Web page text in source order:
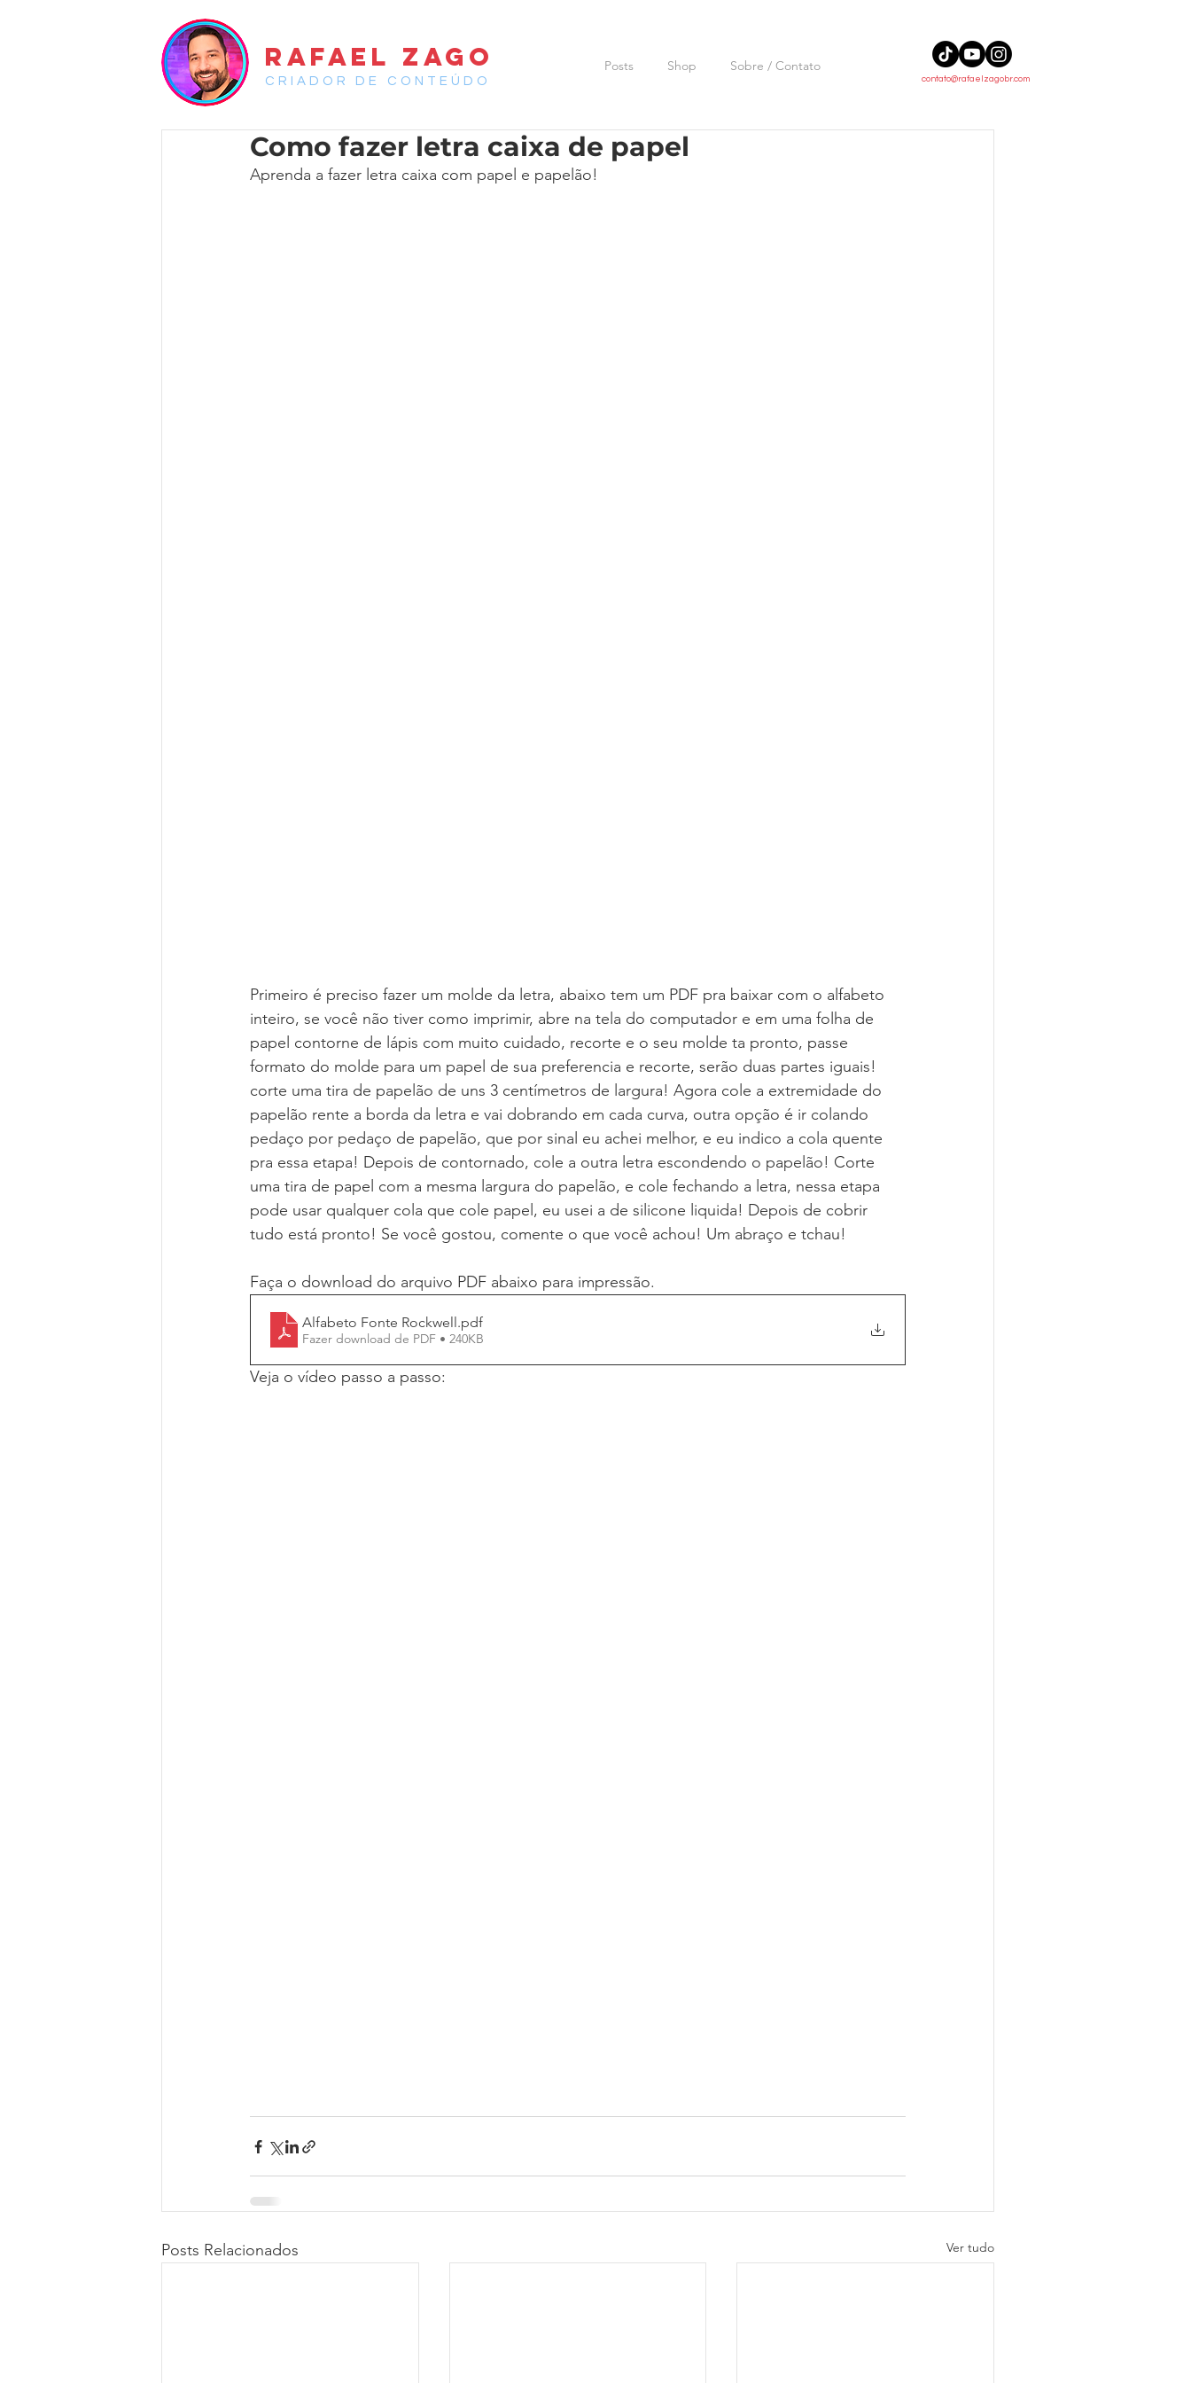
RAFAEL ZAGO
CRIADOR DE CONTEÚDO
Posts Shop Sobre / Contato
contato@rafaelzagobr.com
Como fazer letra caixa de papel
Aprenda a fazer letra caixa com papel e papelão!
Primeiro é preciso fazer um molde da letra, abaixo tem um PDF pra baixar com o alfabeto
inteiro, se você não tiver como imprimir, abre na tela do computador e em uma folha de
papel contorne de lápis com muito cuidado, recorte e o seu molde ta pronto, passe
formato do molde para um papel de sua preferencia e recorte, serão duas partes iguais!
corte uma tira de papelão de uns 3 centímetros de largura! Agora cole a extremidade do
papelão rente a borda da letra e vai dobrando em cada curva, outra opção é ir colando
pedaço por pedaço de papelão, que por sinal eu achei melhor, e eu indico a cola quente
pra essa etapa! Depois de contornado, cole a outra letra escondendo o papelão! Corte
uma tira de papel com a mesma largura do papelão, e cole fechando a letra, nessa etapa
pode usar qualquer cola que cole papel, eu usei a de silicone liquida! Depois de cobrir
tudo está pronto! Se você gostou, comente o que você achou! Um abraço e tchau!
Faça o download do arquivo PDF abaixo para impressão.
Alfabeto Fonte Rockwell.pdf
Fazer download de PDF • 240KB
Veja o vídeo passo a passo:
Posts Relacionados Ver tudo